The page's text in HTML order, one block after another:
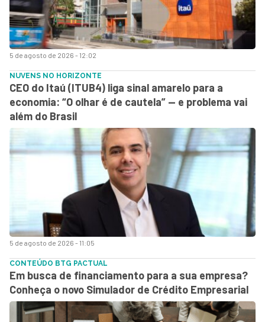
5 de agosto de 2026 - 12:02
5 de agosto de 2026 - 11:05
NUVENS NO HORIZONTE
CEO do Itaú (ITUB4) liga sinal amarelo para a
economia: “O olhar é de cautela” — e problema vai
além do Brasil
CONTEÚDO BTG PACTUAL
Em busca de financiamento para a sua empresa?
Conheça o novo Simulador de Crédito Empresarial